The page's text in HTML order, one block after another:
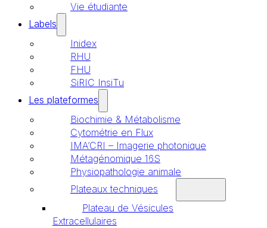
Vie étudiante
Labels
Inidex
RHU
FHU
SiRIC InsiTu
Les plateformes
Biochimie & Métabolisme
Cytométrie en Flux
IMA’CRI – Imagerie photonique
Métagénomique 16S
Physiopathologie animale
Plateaux techniques
Plateau de Vésicules
Extracellulaires